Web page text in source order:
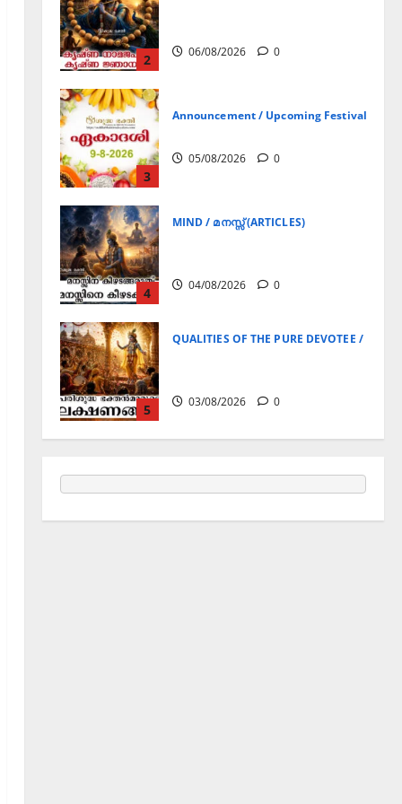
2 06/08/2026 0
3
Announcement / Upcoming Festivals
05/08/2026 0
4
MIND / മനസ്സ് (ARTICLES)
04/08/2026 0
5
QUALITIES OF THE PURE DEVOTEE /
03/08/2026 0